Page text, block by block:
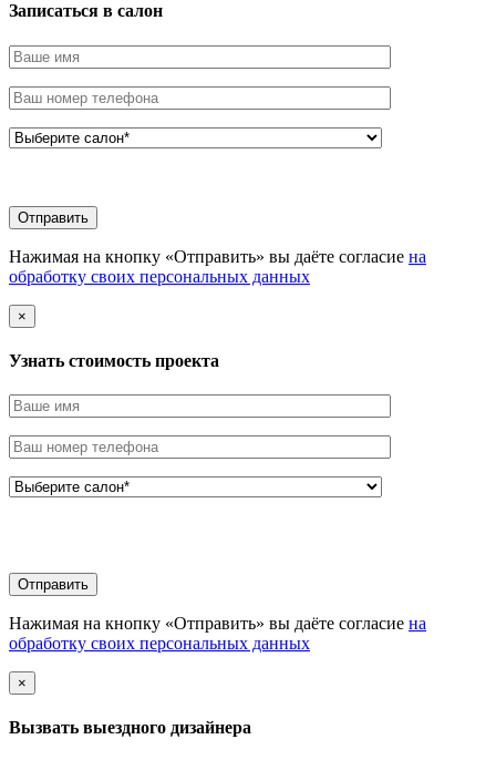
Записаться в салон
Нажимая на кнопку «Отправить» вы даёте согласие на
обработку своих персональных данных
×
Узнать стоимоcть проекта
Нажимая на кнопку «Отправить» вы даёте согласие на
обработку своих персональных данных
×
Вызвать выездного дизайнера